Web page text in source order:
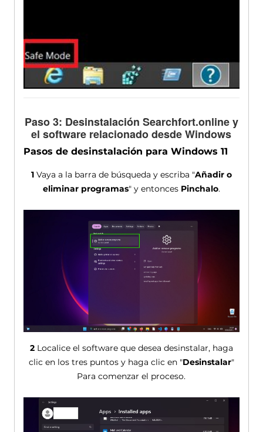
Paso 3: Desinstalación Searchfort.online y
el software relacionado desde Windows
Pasos de desinstalación para Windows 11
1Vaya a la barra de búsqueda y escriba "Añadir o
eliminar programas" y entonces Pinchalo.
2Localice el software que desea desinstalar, haga
clic en los tres puntos y haga clic en "Desinstalar"
Para comenzar el proceso.